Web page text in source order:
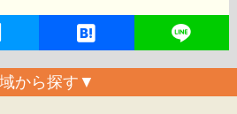
から探す ▼